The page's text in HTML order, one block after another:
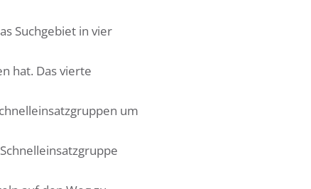
Suchgebiet in vier
hat. Das vierte
um